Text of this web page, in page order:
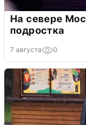
На севере
подростка
7 августа 0